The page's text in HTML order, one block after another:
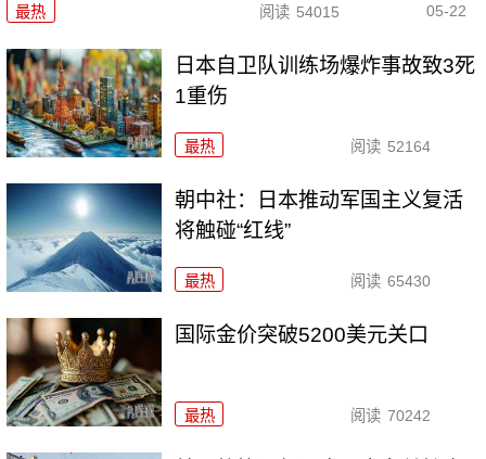
最热 阅读 54015 05-22
日本自卫队训练场爆炸事故致3死
1重伤
最热 阅读 52164
朝中社：日本推动军国主义复活
将触碰“红线”
最热 阅读 65430
国际金价突破5200美元关口
最热 阅读 70242